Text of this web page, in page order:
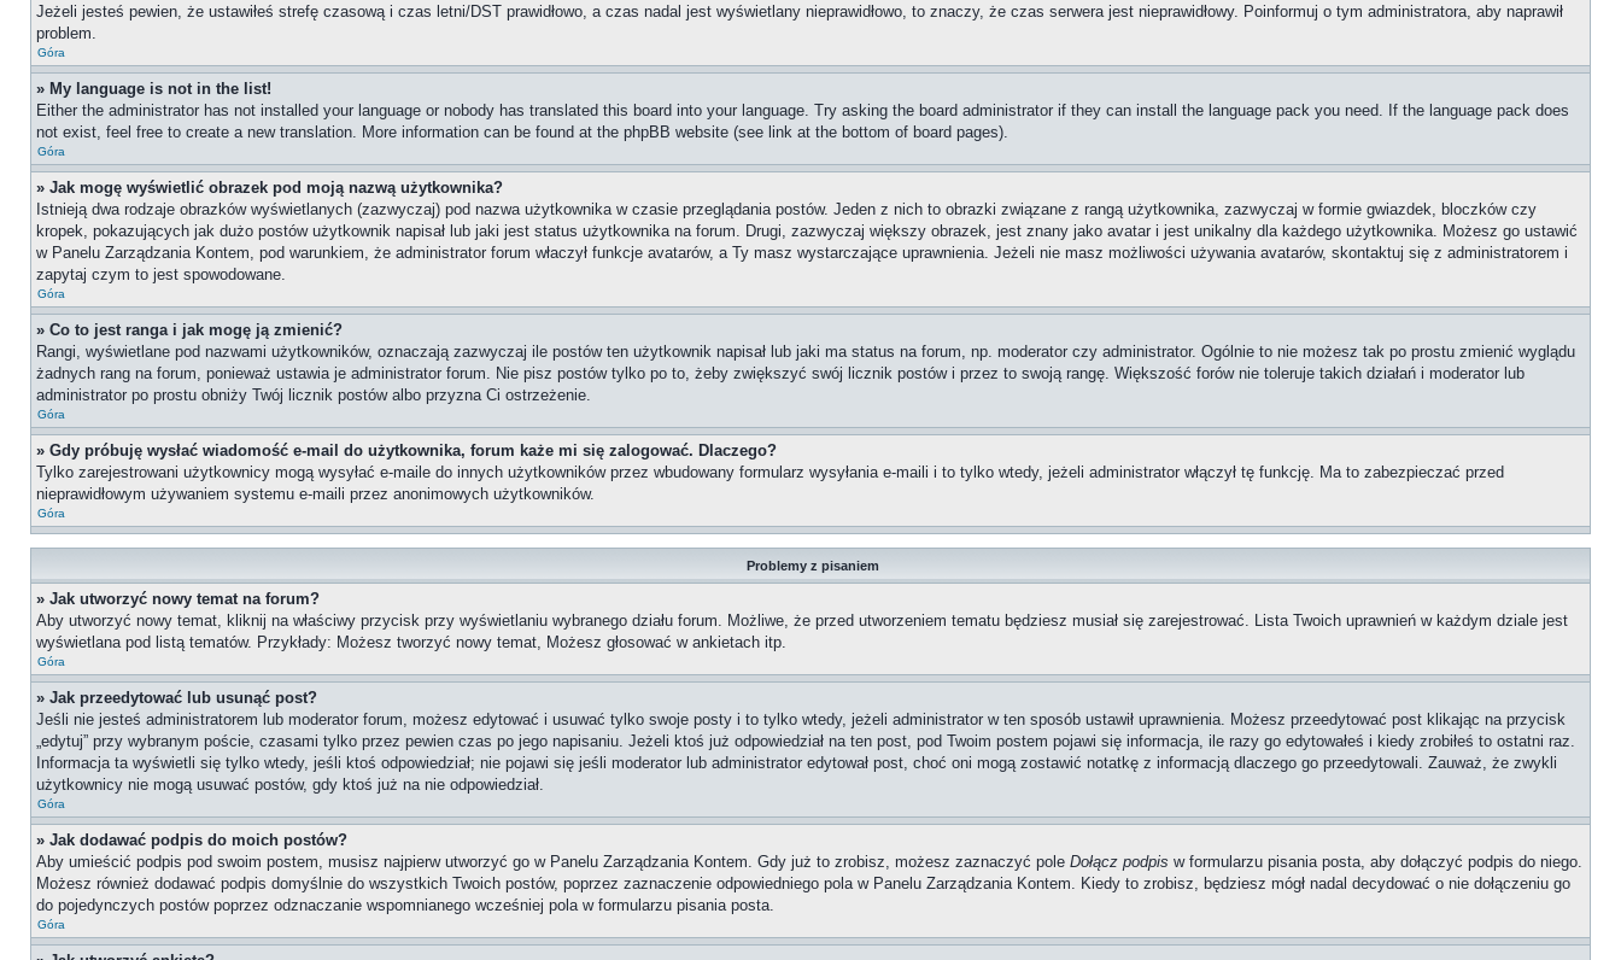
Jeżeli jesteś pewien, że ustawiłeś strefę czasową i czas letni/DST prawidłowo, a czas nadal jest wyświetlany nieprawidłowo, to znaczy, że czas serwera jest nieprawidłowy. Poinformuj o tym administratora, aby naprawił
problem.
Góra
» My language is not in the list!
Either the administrator has not installed your language or nobody has translated this board into your language. Try asking the board administrator if they can install the language pack you need. If the language pack does
not exist, feel free to create a new translation. More information can be found at the phpBB website (see link at the bottom of board pages).
Góra
» Jak mogę wyświetlić obrazek pod moją nazwą użytkownika?
Istnieją dwa rodzaje obrazków wyświetlanych (zazwyczaj) pod nazwa użytkownika w czasie przeglądania postów. Jeden z nich to obrazki związane z rangą użytkownika, zazwyczaj w formie gwiazdek, bloczków czy
kropek, pokazujących jak dużo postów użytkownik napisał lub jaki jest status użytkownika na forum. Drugi, zazwyczaj większy obrazek, jest znany jako avatar i jest unikalny dla każdego użytkownika. Możesz go ustawić
w Panelu Zarządzania Kontem, pod warunkiem, że administrator forum właczył funkcje avatarów, a Ty masz wystarczające uprawnienia. Jeżeli nie masz możliwości używania avatarów, skontaktuj się z administratorem i
zapytaj czym to jest spowodowane.
Góra
» Co to jest ranga i jak mogę ją zmienić?
Rangi, wyświetlane pod nazwami użytkowników, oznaczają zazwyczaj ile postów ten użytkownik napisał lub jaki ma status na forum, np. moderator czy administrator. Ogólnie to nie możesz tak po prostu zmienić wyglądu
żadnych rang na forum, ponieważ ustawia je administrator forum. Nie pisz postów tylko po to, żeby zwiększyć swój licznik postów i przez to swoją rangę. Większość forów nie toleruje takich działań i moderator lub
administrator po prostu obniży Twój licznik postów albo przyzna Ci ostrzeżenie.
Góra
» Gdy próbuję wysłać wiadomość e-mail do użytkownika, forum każe mi się zalogować. Dlaczego?
Tylko zarejestrowani użytkownicy mogą wysyłać e-maile do innych użytkowników przez wbudowany formularz wysyłania e-maili i to tylko wtedy, jeżeli administrator włączył tę funkcję. Ma to zabezpieczać przed
nieprawidłowym używaniem systemu e-maili przez anonimowych użytkowników.
Góra
Problemy z pisaniem
» Jak utworzyć nowy temat na forum?
Aby utworzyć nowy temat, kliknij na właściwy przycisk przy wyświetlaniu wybranego działu forum. Możliwe, że przed utworzeniem tematu będziesz musiał się zarejestrować. Lista Twoich uprawnień w każdym dziale jest
wyświetlana pod listą tematów. Przykłady: Możesz tworzyć nowy temat, Możesz głosować w ankietach itp.
Góra
» Jak przeedytować lub usunąć post?
Jeśli nie jesteś administratorem lub moderator forum, możesz edytować i usuwać tylko swoje posty i to tylko wtedy, jeżeli administrator w ten sposób ustawił uprawnienia. Możesz przeedytować post klikając na przycisk
„edytuj” przy wybranym poście, czasami tylko przez pewien czas po jego napisaniu. Jeżeli ktoś już odpowiedział na ten post, pod Twoim postem pojawi się informacja, ile razy go edytowałeś i kiedy zrobiłeś to ostatni raz.
Informacja ta wyświetli się tylko wtedy, jeśli ktoś odpowiedział; nie pojawi się jeśli moderator lub administrator edytował post, choć oni mogą zostawić notatkę z informacją dlaczego go przeedytowali. Zauważ, że zwykli
użytkownicy nie mogą usuwać postów, gdy ktoś już na nie odpowiedział.
Góra
» Jak dodawać podpis do moich postów?
Aby umieścić podpis pod swoim postem, musisz najpierw utworzyć go w Panelu Zarządzania Kontem. Gdy już to zrobisz, możesz zaznaczyć pole Dołącz podpis w formularzu pisania posta, aby dołączyć podpis do niego.
Możesz również dodawać podpis domyślnie do wszystkich Twoich postów, poprzez zaznaczenie odpowiedniego pola w Panelu Zarządzania Kontem. Kiedy to zrobisz, będziesz mógł nadal decydować o nie dołączeniu go
do pojedynczych postów poprzez odznaczanie wspomnianego wcześniej pola w formularzu pisania posta.
Góra